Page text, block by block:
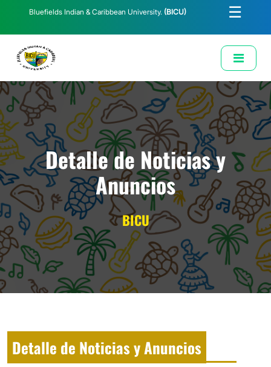
Bluefields Indian & Caribbean University. (BICU) ☰
Solicitud de Correo Institucional
Detalle de Noticias y
Anuncios
BICU
Detalle de Noticias y Anuncios